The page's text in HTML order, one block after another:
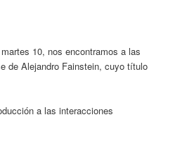
10, nos encontramos a las
de Alejandro Fainstein, cuyo título
a las interacciones